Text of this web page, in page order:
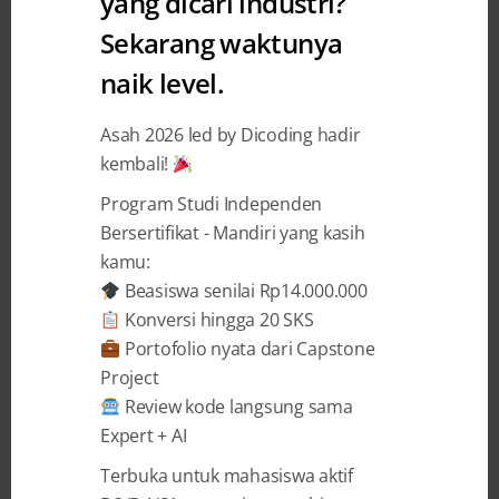
Memenangkan Challenge
Edukasi untuk Indonesia
BAGIKAN
Bulan Mei adalah bulan dimana kita akan
memperingati Hari Pendidikan Nasional.
Hari yang ditetapkan oleh pemerintah
Indonesia untuk memperingati kelahiran Ki
Hadjar Dewantara setiap tanggal 2 Mei.
Sekarang waktunya
naik level.
Asah 2026 led by Dicoding hadir
kembali!
Program Studi Independen
Bersertifikat - Mandiri yang kasih
kamu:
Beasiswa senilai Rp14.000.000
Konversi hingga 20 SKS
Portofolio nyata dari Capstone
Project
Review kode langsung sama
Expert + AI
Terbuka untuk mahasiswa aktif